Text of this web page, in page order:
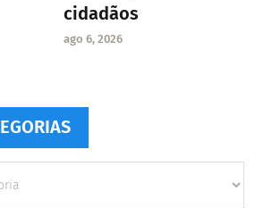
cidadãos
ago 6, 2026